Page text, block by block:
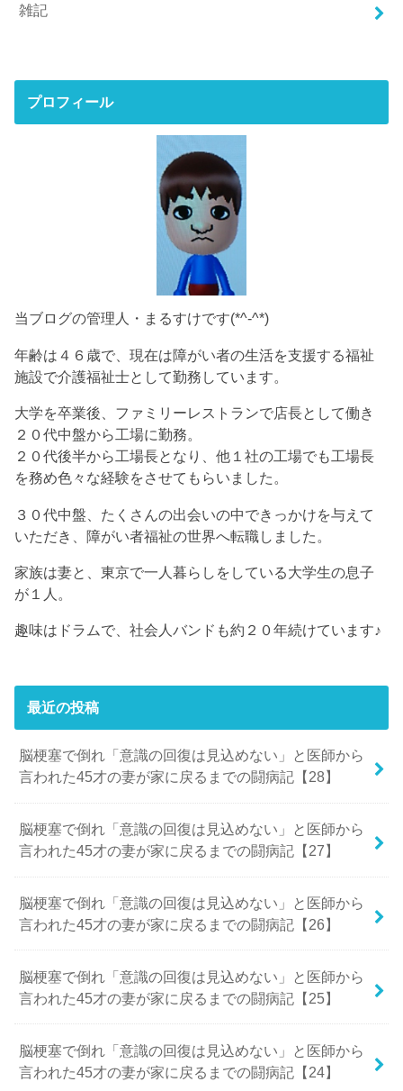
雑記
プロフィール
当ブログの管理人・まるすけです(*^-^*)
年齢は４６歳で、現在は障がい者の生活を支援する福祉
施設で介護福祉士として勤務しています。
大学を卒業後、ファミリーレストランで店長として働き
２０代中盤から工場に勤務。
２０代後半から工場長となり、他１社の工場でも工場長
を務め色々な経験をさせてもらいました。
３０代中盤、たくさんの出会いの中できっかけを与えて
いただき、障がい者福祉の世界へ転職しました。
家族は妻と、東京で一人暮らしをしている大学生の息子
が１人。
趣味はドラムで、社会人バンドも約２０年続けています♪
最近の投稿
脳梗塞で倒れ「意識の回復は見込めない」と医師から
言われた45才の妻が家に戻るまでの闘病記【28】
脳梗塞で倒れ「意識の回復は見込めない」と医師から
言われた45才の妻が家に戻るまでの闘病記【27】
脳梗塞で倒れ「意識の回復は見込めない」と医師から
言われた45才の妻が家に戻るまでの闘病記【26】
脳梗塞で倒れ「意識の回復は見込めない」と医師から
言われた45才の妻が家に戻るまでの闘病記【25】
脳梗塞で倒れ「意識の回復は見込めない」と医師から
言われた45才の妻が家に戻るまでの闘病記【24】